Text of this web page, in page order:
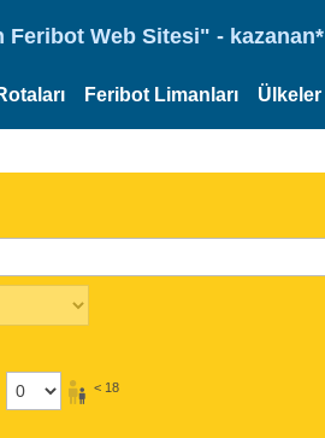
Feribot Web Sitesi" - kazanan*
Feribot Limanları Ülkeler
< 18